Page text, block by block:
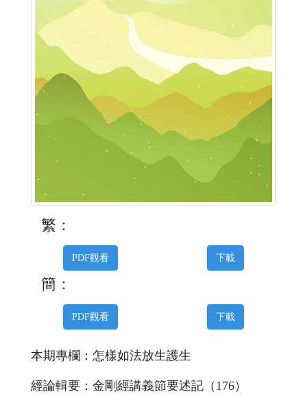
繁：
PDF觀看 下載
簡：
PDF觀看 下載
本期專欄：怎樣如法放生護生
經論輯要：金剛經講義節要述記（176）